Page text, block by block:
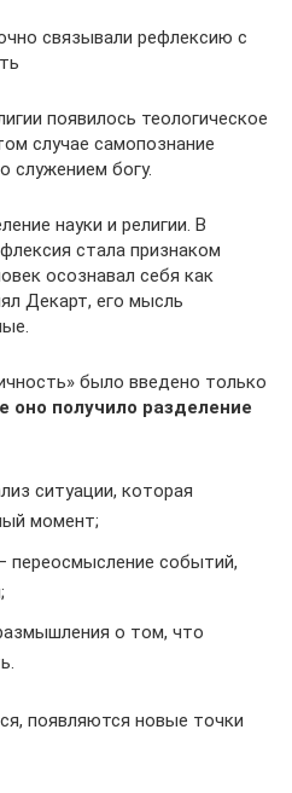
связывали рефлексию с
появилось теологическое
случае самопознание
служением богу.
науки и религии. В
стала признаком
осознавал себя как
Декарт, его мысль
было введено только
оно получило разделение
ситуации, которая
момент;
переосмысление событий,
о том, что
появляются новые точки